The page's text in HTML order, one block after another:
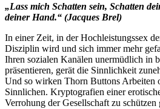
„Lass mich Schatten sein, Schatten
deiner Hand.“ (Jacques Brel)
In einer Zeit, in der Hochleistungssex
Disziplin wird und sich immer mehr
Ihren sozialen Kanälen unermüdlich in
präsentieren, gerät die Sinnlichkeit
Und so wirken Thorn Buttons Arbeiten
Sinnlichen. Kryptografien einer
Verrohung der Gesellschaft zu schützen